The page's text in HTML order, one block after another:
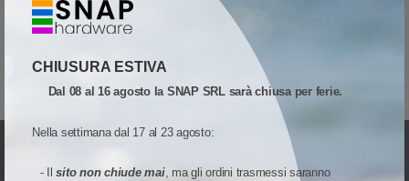
CHIUSURA ESTIVA
Dal 08 al 16 agosto la SNAP SRL sarà chiusa per ferie.
Nella settimana dal 17 al 23 agosto:
- Ilsito non chiude mai, ma gli ordini trasmessi saranno
Il tuo ordine è assicurato Gratuitamente fino a 2.500€ in caso di
mancata consegna o mancato reso.
GALLERIA MEDIA ED IMMAGINI RICHIESTA INFORMAZIONI